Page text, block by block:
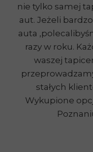
nie tylko samej
aut. Jeżeli
auta
razy w roku.
waszej
stałych
Wykupione